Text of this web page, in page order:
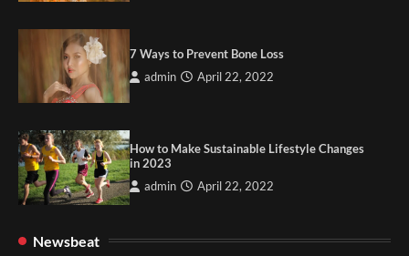
7 Ways to Prevent Bone Loss
admin April 22, 2022
How to Make Sustainable Lifestyle Changes
in 2023
admin April 22, 2022
Newsbeat